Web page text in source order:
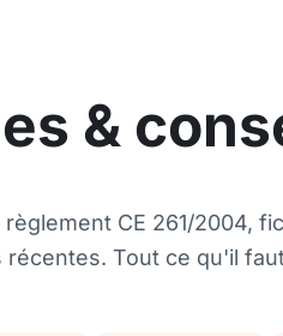
&
CE 261/2004,
récentes. Tout ce qu'il